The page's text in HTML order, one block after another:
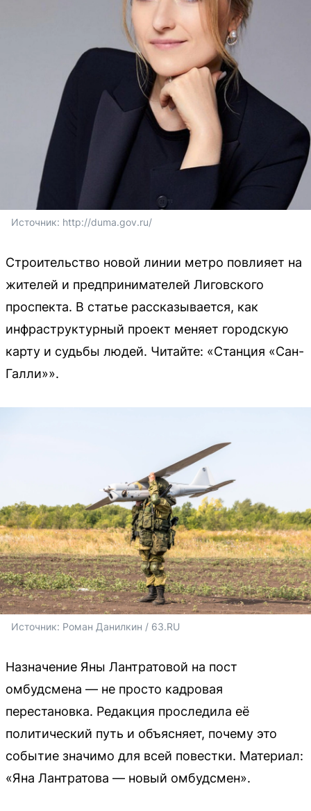
Источник: http://duma.gov.ru/
Строительство новой линии метро повлияет на
жителей и предпринимателей Лиговского
проспекта. В статье рассказывается, как
инфраструктурный проект меняет городскую
карту и судьбы людей. Читайте: «Станция «Сан-
Галли»».
Источник: Роман Данилкин / 63.RU
Назначение Яны Лантратовой на пост
омбудсмена — не просто кадровая
перестановка. Редакция проследила её
политический путь и объясняет, почему это
событие значимо для всей повестки. Материал:
«Яна Лантратова — новый омбудсмен».